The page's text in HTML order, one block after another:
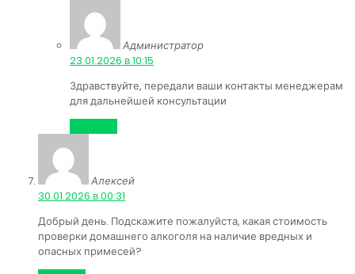
Администратор
23.01.2026 в 10:15
Здравствуйте, передали ваши контакты менеджерам
для дальнейшей консультации
Алексей
30.01.2026 в 00:31
Добрый день. Подскажите пожалуйста, какая стоимость
проверки домашнего алкоголя на наличие вредных и
опасных примесей?